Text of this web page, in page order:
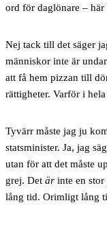
ord för daglönare – här
Nej tack till det säger
människor inte är
att få hem pizzan till
rättigheter. Varför i
Tyvärr måste jag ju
statsminister. Ja, jag
utan för att det måste
grej. Det är inte en
lång tid. Orimligt lång